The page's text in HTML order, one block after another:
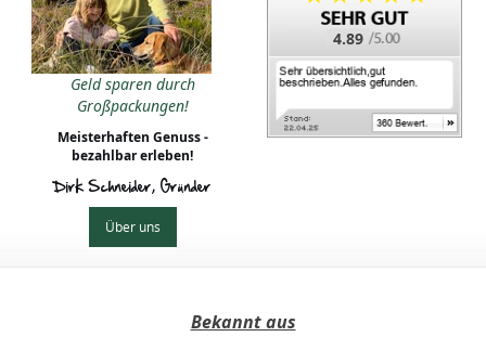
Geld sparen durch
Großpackungen!
Meisterhaften Genuss -
bezahlbar erleben!
Dirk Schneider, Gründer
Über uns
4.89
Bekannt aus